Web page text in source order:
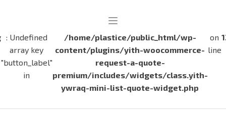
: Undefined
array key
"button_label"
in
/home/plastice/public_html/wp-
content/plugins/yith-woocommerce-
request-a-quote-
premium/includes/widgets/class.yith-
ywraq-mini-list-quote-widget.php
on
line